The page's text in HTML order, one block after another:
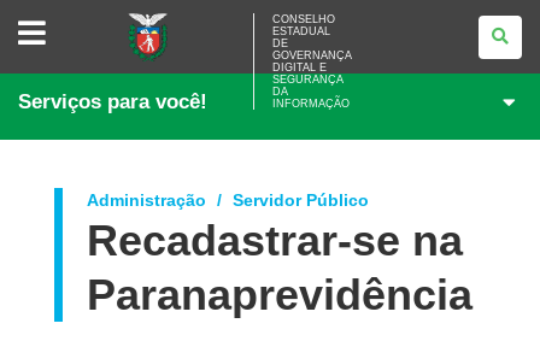
CONSELHO
ESTADUAL
GOVERNANÇA
E
DA
CONSELHO
ESTADUAL
DE
GOVERNANÇA
DIGITAL E
SEGURANÇA
DA
INFORMAÇÃO
Serviços para você!
Administração Servidor Público
Recadastrar-se na
Paranaprevidência